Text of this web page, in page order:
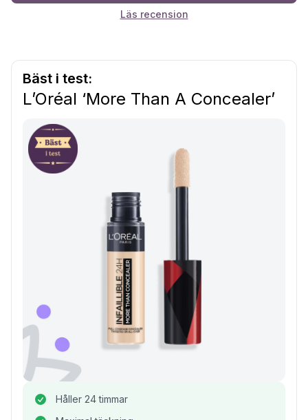
Läs recension
Bäst i test:
L’Oréal ‘More Than A Concealer’
Håller 24 timmar